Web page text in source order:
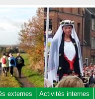
externes Activités internes